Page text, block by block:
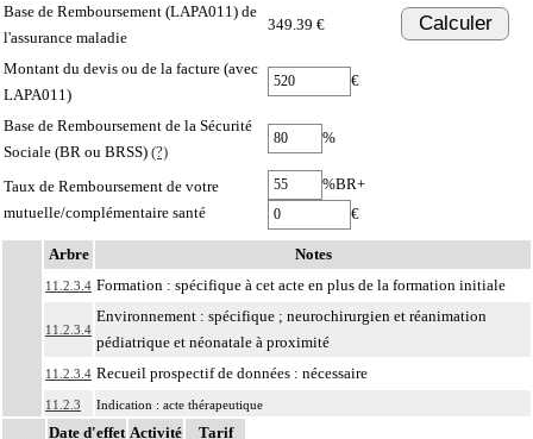
Base de Remboursement (LAPA011) de
l'assurance maladie
349.39 € Calculer
Montant du devis ou de la facture (avec
LAPA011)
€
Base de Remboursement de la Sécurité
Sociale (BR ou BRSS) (?)
%
Taux de Remboursement de votre
mutuelle/complémentaire santé
%BR+
€
Arbre Notes
11.2.3.4 Formation : spécifique à cet acte en plus de la formation initiale
11.2.3.4
Environnement : spécifique ; neurochirurgien et réanimation
pédiatrique et néonatale à proximité
11.2.3.4 Recueil prospectif de données : nécessaire
11.2.3 Indication : acte thérapeutique
11.2.3 Facturation : les actes à visée esthétique ne peuvent pas être facturés
Date d'effet Activité
Tarif